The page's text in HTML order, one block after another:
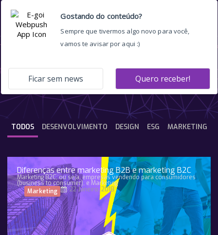
DESENVOLVIMENTO DESIGN ESG MARKETING
TODOS
Diferenças entre marketing B2B e marketing B2C
Marketing B2C, ou seja, empresas vendendo para consumidores
(business to consumer), e Marketing
Marketing
22 Janeiro, 2018